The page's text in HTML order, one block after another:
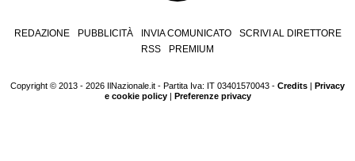
REDAZIONE PUBBLICITÀ INVIA COMUNICATO
SCRIVI AL DIRETTORE
RSS
PREMIUM
Copyright © 2013 - 2026 IlNazionale.it - Partita Iva: IT 03401570043 - Credits
Privacy
e cookie policy| Preferenze privacy